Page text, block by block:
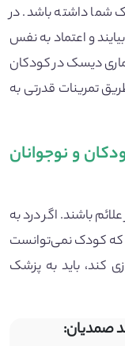
شما داشته باشد. در
و اعتماد به نفس
دیسک در کودکان
تمرینات قدرتی به
و نوجوانان
باشند. اگر درد به
که کودک نمی‌توانست
کند، باید به پزشک
صمدیان: